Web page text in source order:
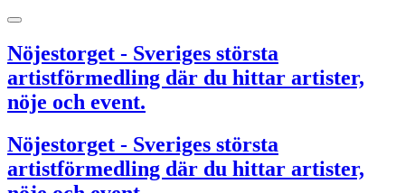
Nöjestorget - Sveriges största
artistförmedling där du hittar artister,
nöje och event.
Nöjestorget - Sveriges största
artistförmedling där du hittar artister,